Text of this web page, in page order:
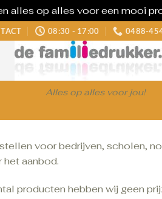
alles op alles voor een mooi
08:30 - 17:00 0488-
Alles op alles voor jou!
voor bedrijven, scholen,
het aanbod.
producten hebben wij geen